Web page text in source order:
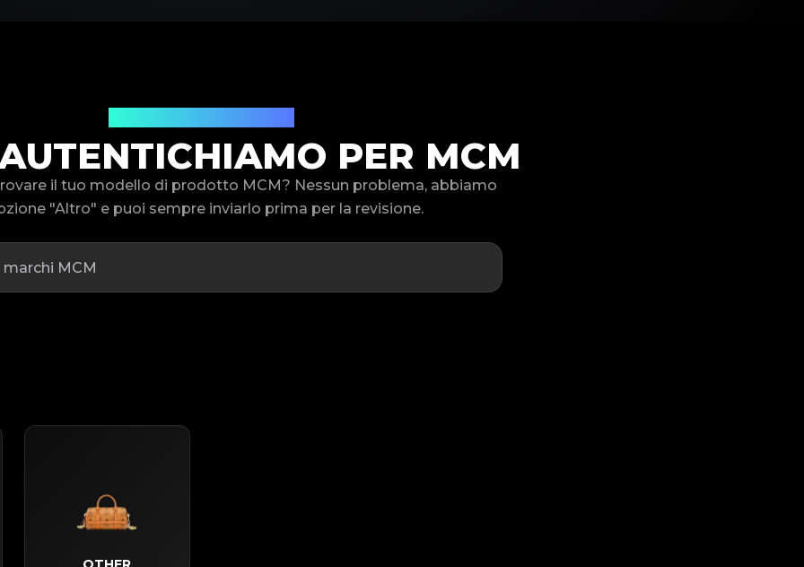
PER MCM
il tuo modello di prodotto MCM? Nessun problema, abbiamo
"Altro" e puoi sempre inviarlo prima per la revisione.